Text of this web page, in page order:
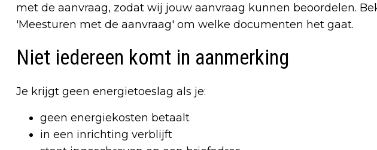
met de aanvraag, zodat wij jouw aanvraag kunnen beoordelen.
'Meesturen met de aanvraag' om welke documenten het gaat.
Niet iedereen komt in aanmerking
Je krijgt geen energietoeslag als je:
geen energiekosten betaalt
in een inrichting verblijft